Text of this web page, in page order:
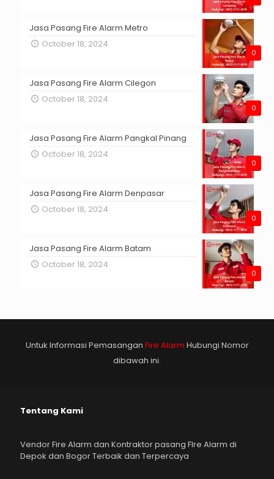
0
Jasa Pasang Fire Alarm Metro
October 18, 2024
0
Jasa Pasang Fire Alarm Cilegon
October 18, 2024
0
Jasa Pasang Fire Alarm Pangkal Pinang
October 18, 2024
0
Jasa Pasang Fire Alarm Denpasar
October 18, 2024
0
Jasa Pasang Fire Alarm Batam
October 18, 2024
Untuk Informasi Pemasangan Fire Alarm Hubungi Nomor
dibawah ini.
Tentang Kami
Vendor Fire Alarm dan Kontraktor pasang FIre Alarm di
Depok dan Bogor Terbaik dan Terpercaya